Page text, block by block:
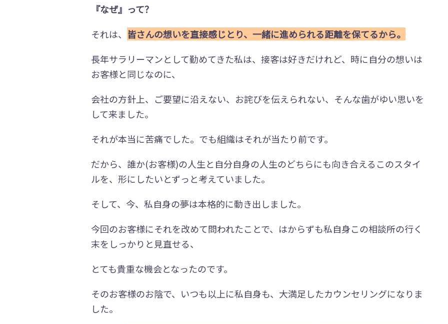
『なぜ』って？
それは、 皆さんの想いを直接感じとり、一緒に進められる距離を保てるから。
長年サラリーマンとして勤めてきた私は、接客は好きだけれど、時に自分の想いは
お客様と同じなのに、
会社の方針上、ご要望に沿えない、お詫びを伝えられない、そんな歯がゆい思いを
して来ました。
それが本当に苦痛でした。でも組織はそれが当たり前です。
だから、誰か(お客様)の人生と自分自身の人生のどちらにも向き合えるこのスタイ
ルを、形にしたいとずっと考えていました。
そして、今、私自身の夢は本格的に動き出しました。
今回のお客様にそれを改めて問われたことで、はからずも私自身この相談所の行く
末をしっかりと見直せる、
とても貴重な機会となったのです。
そのお客様のお陰で、いつも以上に私自身も、大満足したカウンセリングになりま
した。